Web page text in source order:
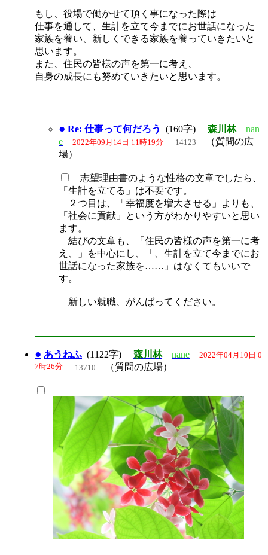
もし、役場で働かせて頂く事になった際は
仕事を通して、生計を立て今までにお世話になった
家族を養い、新しくできる家族を養っていきたいと
思います。
また、住民の皆様の声を第一に考え、
自身の成長にも努めていきたいと思います。
● Re: 仕事って何だろう (160字) 森川林
nan
e
2022年09月14日 11時19分 14123
（質問の広
場）
志望理由書のような性格の文章でしたら、
「生計を立てる」は不要です。
２つ目は、「幸福度を増大させる」よりも、
「社会に貢献」という方がわかりやすいと思い
ます。
結びの文章も、「住民の皆様の声を第一に考
え、」を中心にし、「、生計を立て今までにお
世話になった家族を……」はなくてもいいで
す。
新しい就職、がんばってください。
● あうねふ (1122字) 森川林 nane 2022年04月10日 0
7時26分 13710 （質問の広場）